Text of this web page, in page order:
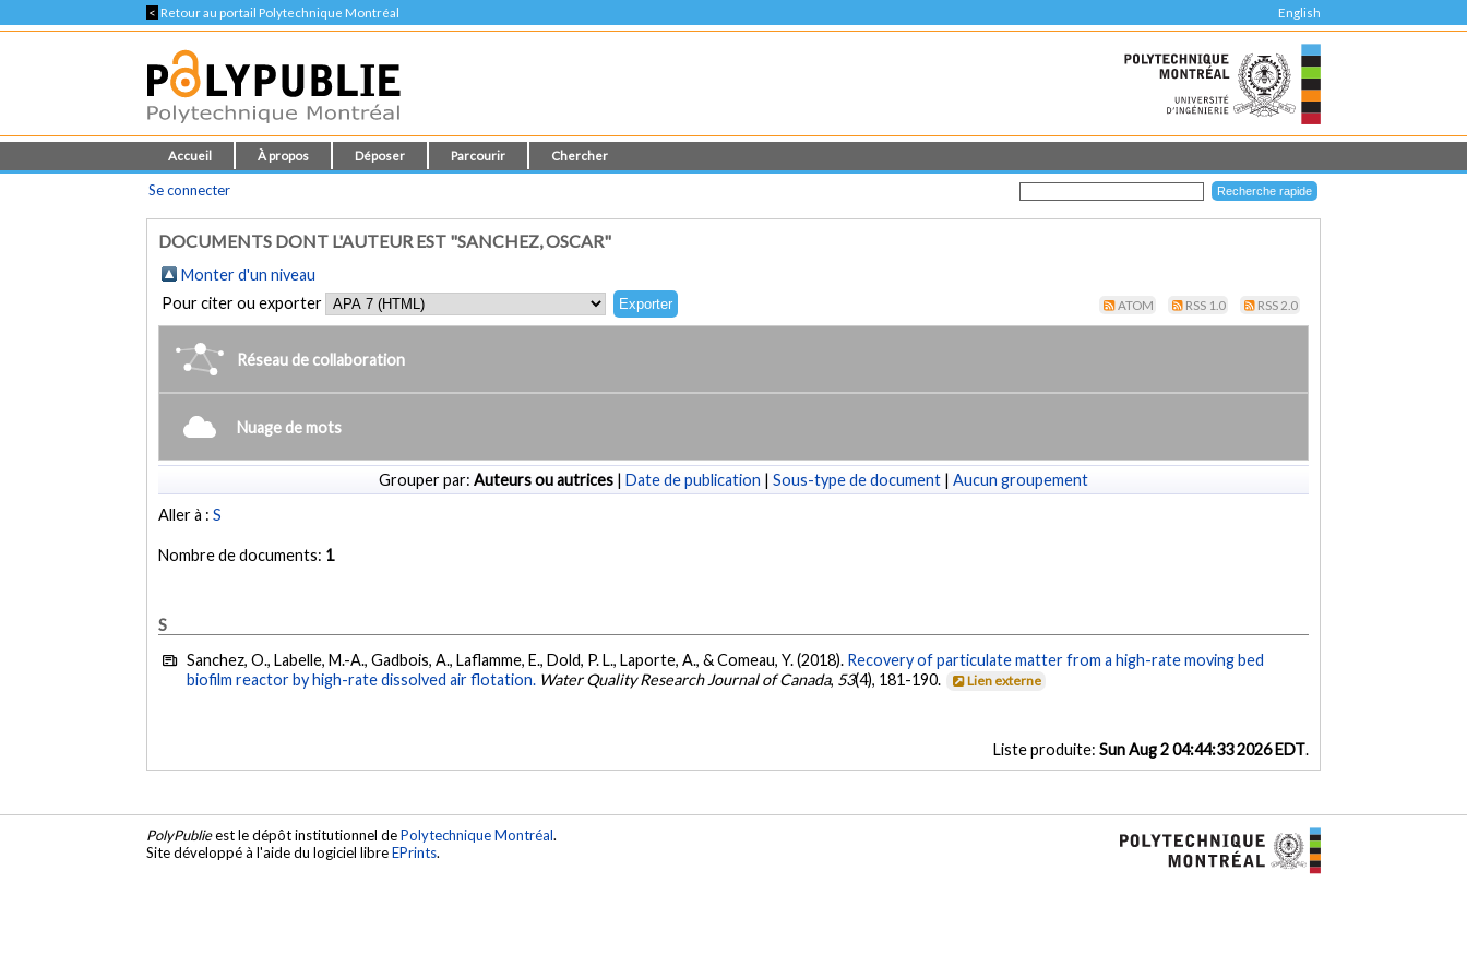
< Retour au portail Polytechnique Montréal English
Accueil À propos Déposer Parcourir Chercher
Se connecter
DOCUMENTS DONT L'AUTEUR EST "SANCHEZ, OSCAR"
Monter d'un niveau
Pour citer ou exporter
ATOM RSS 1.0 RSS 2.0
Réseau de collaboration
Nuage de mots
Grouper par: Auteurs ou autrices | Date de publication | Sous-type de document | Aucun groupement
Aller à :S
Nombre de documents: 1
S
Sanchez, O., Labelle, M.-A., Gadbois, A., Laflamme, E., Dold, P. L., Laporte, A., & Comeau, Y. (2018). Recovery of particulate matter from a high-rate moving bed
biofilm reactor by high-rate dissolved air flotation. Water Quality Research Journal of Canada, 53(4), 181-190. Lien externe
Liste produite: Sun Aug 2 04:44:33 2026 EDT.
PolyPublieest le dépôt institutionnel dePolytechnique Montréal.
Site développé à l'aide du logiciel libreEPrints.